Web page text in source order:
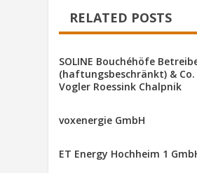
RELATED POSTS
SOLINE Bouchéhöfe
(haftungsbeschränkt) & Co.
Vogler Roessink Chalpnik
voxenergie GmbH
ET Energy Hochheim 1